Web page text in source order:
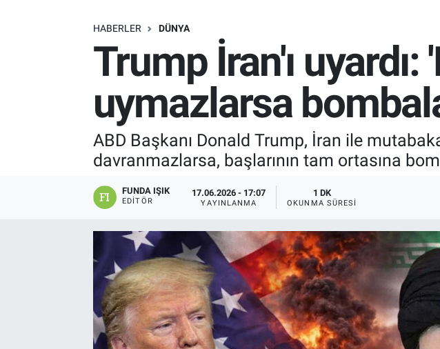
HABERLER DÜNYA
Trump İran'ı
uymazlarsa
ABD Başkanı Donald Trump, İran ile
davranmazlarsa, başlarının tam ortasına
FUNDA IŞIK
EDITÖR
17.06.2026 - 17:07
YAYINLANMA
1 DK
OKUNMA SÜRESI
ÖZEL HABER
ASTROLOJİ
RESMİ İLANLAR
Bize ulaşın